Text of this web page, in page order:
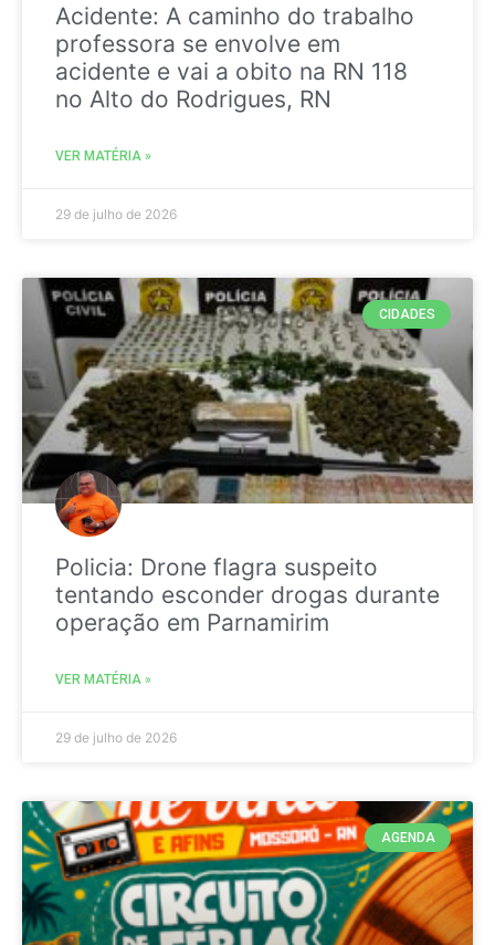
Acidente: A caminho do trabalho
professora se envolve em
acidente e vai a obito na RN 118
no Alto do Rodrigues, RN
VER MATÉRIA »
29 de julho de 2026
CIDADES
Policia: Drone flagra suspeito
tentando esconder drogas durante
operação em Parnamirim
VER MATÉRIA »
29 de julho de 2026
AGENDA